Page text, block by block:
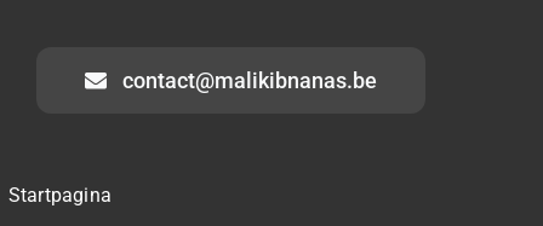
contact@malikibnanas.be
Startpagina